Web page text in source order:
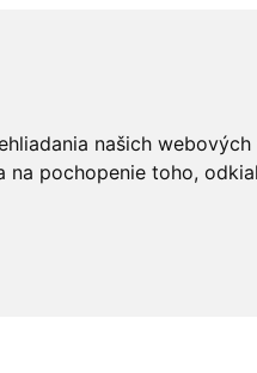
našich
pochopenie toho,